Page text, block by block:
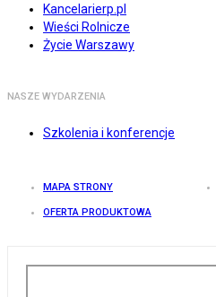
Kancelarierp.pl
Wieści Rolnicze
Życie Warszawy
NASZE WYDARZENIA
Szkolenia i konferencje
MAPA STRONY
OFERTA PRODUKTOWA